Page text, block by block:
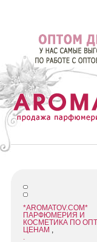
*AROMATOV.COM*
ПАРФЮМЕРИЯ И
КОСМЕТИКА ПО
ЦЕНАМ ,
.